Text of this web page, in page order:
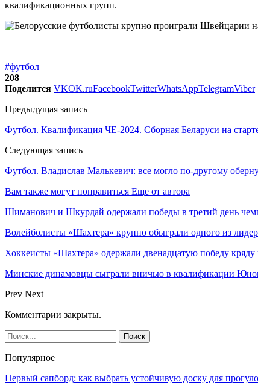
квалификационных групп.
#футбол
208
Поделится VKOK.ruFacebookTwitterWhatsAppTelegramViber
Предыдущая запись
Футбол. Квалификация ЧЕ-2024. Сборная Беларуси на
Следующая запись
Футбол. Владислав Малькевич: все могло по-другому
Вам также могут понравиться Еще от автора
Шиманович и Шкурдай одержали победы в третий день
Волейболисты «Шахтера» крупно обыграли одного из
Хоккеисты «Шахтера» одержали двенадцатую победу кряду
Минские динамовцы сыграли вничью в квалификации
Prev Next
Комментарии закрыты.
Популярное
Первый сапборд: как выбрать устойчивую доску для